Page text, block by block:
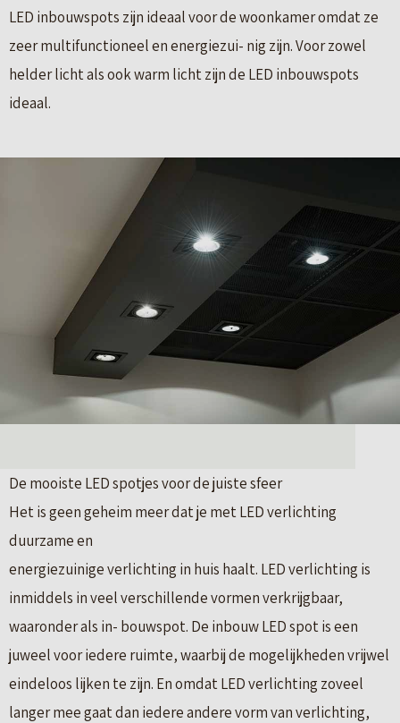
LED inbouwspots zijn ideaal voor de woonkamer omdat ze
zeer multifunctioneel en energiezui- nig zijn. Voor zowel
helder licht als ook warm licht zijn de LED inbouwspots
ideaal.
De mooiste LED spotjes voor de juiste sfeer
Het is geen geheim meer dat je met LED verlichting
duurzame en
energiezuinige verlichting in huis haalt. LED verlichting is
inmiddels in veel verschillende vormen verkrijgbaar,
waaronder als in- bouwspot. De inbouw LED spot is een
juweel voor iedere ruimte, waarbij de mogelijkheden vrijwel
eindeloos lijken te zijn. En omdat LED verlichting zoveel
langer mee gaat dan iedere andere vorm van verlichting,